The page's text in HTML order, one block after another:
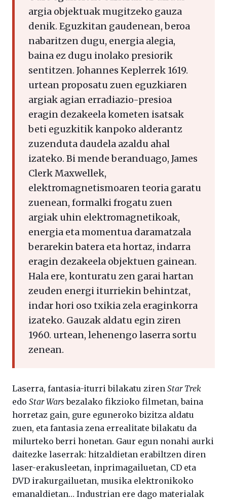
argia objektuak mugitzeko gauza
denik. Eguzkitan gaudenean, beroa
nabaritzen dugu, energia alegia,
baina ez dugu inolako presiorik
sentitzen. Johannes Keplerrek 1619.
urtean proposatu zuen eguzkiaren
argiak agian erradiazio-presioa
eragin dezakeela kometen isatsak
beti eguzkitik kanpoko alderantz
zuzenduta daudela azaldu ahal
izateko. Bi mende beranduago, James
Clerk Maxwellek,
elektromagnetismoaren teoria garatu
zuenean, formalki frogatu zuen
argiak uhin elektromagnetikoak,
energia eta momentua daramatzala
berarekin batera eta hortaz, indarra
eragin dezakeela objektuen gainean.
Hala ere, konturatu zen garai hartan
zeuden energi iturriekin behintzat,
indar hori oso txikia zela eraginkorra
izateko. Gauzak aldatu egin ziren
1960. urtean, lehenengo laserra sortu
zenean.
Laserra, fantasia-iturri bilakatu ziren Star Trek
edo Star Wars bezalako fikzioko filmetan, baina
horretaz gain, gure eguneroko bizitza aldatu
zuen, eta fantasia zena errealitate bilakatu da
milurteko berri honetan. Gaur egun nonahi aurki
daitezke laserrak: hitzaldietan erabiltzen diren
laser-erakusleetan, inprimagailuetan, CD eta
DVD irakurgailuetan, musika elektronikoko
emanaldietan… Industrian ere dago materialak